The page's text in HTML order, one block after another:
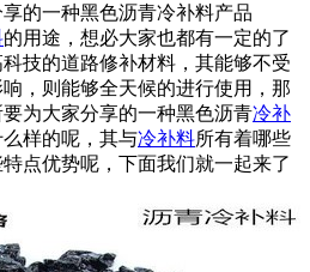
的一种黑色沥青冷补料产品
的用途，想必大家也都有一定的了
技的道路修补材料，其能够不受
，则能够全天候的进行使用，那
为大家分享的一种黑色沥青冷补
样的呢，其与冷补料所有着哪些
点优势呢，下面我们就一起来了